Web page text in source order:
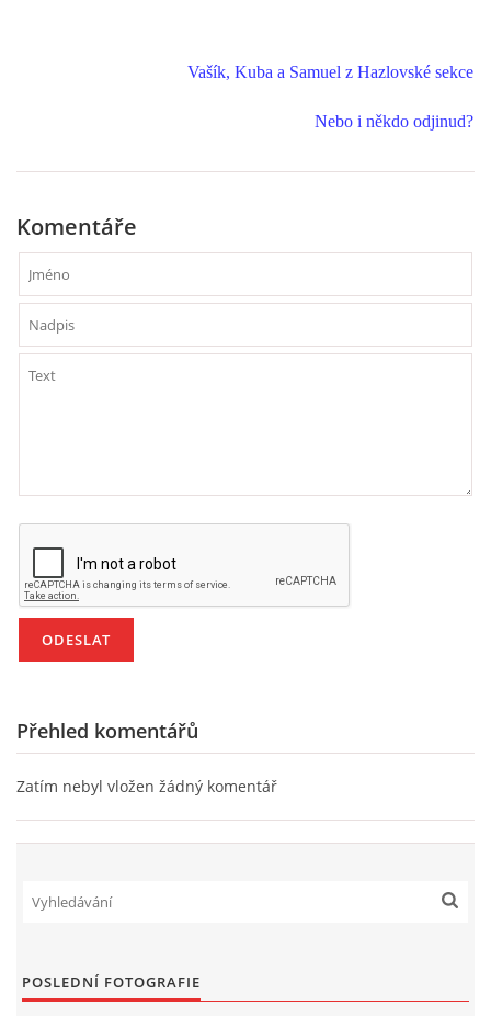
Vašík, Kuba a Samuel z Hazlovské sekce
Nebo i někdo odjinud?
Komentáře
Přehled komentářů
Zatím nebyl vložen žádný komentář
POSLEDNÍ FOTOGRAFIE